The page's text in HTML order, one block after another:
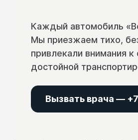
Каждый автомобиль
Мы приезжаем тихо,
привлекали внимания
достойной
Вызвать врача —